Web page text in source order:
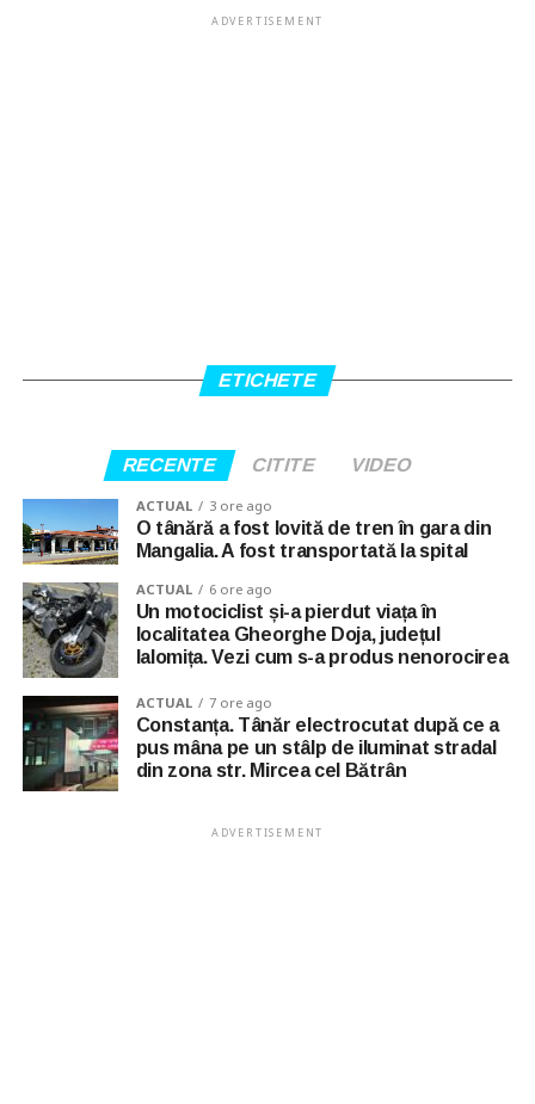
ADVERTISEMENT
ETICHETE
RECENTE CITITE VIDEO
ACTUAL 3 ore ago
O tânără a fost lovită de tren în gara din
Mangalia. A fost transportată la spital
ACTUAL 6 ore ago
Un motociclist și-a pierdut viața în
localitatea Gheorghe Doja, județul
Ialomița. Vezi cum s-a produs nenorocirea
ACTUAL 7 ore ago
Constanța. Tânăr electrocutat după ce a
pus mâna pe un stâlp de iluminat stradal
din zona str. Mircea cel Bătrân
ADVERTISEMENT